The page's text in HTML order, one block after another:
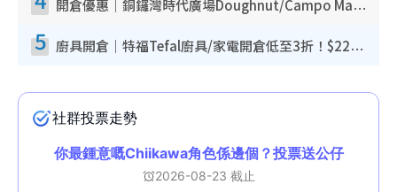
開倉優惠｜銅鑼灣時代廣場Doughnut/Campo Marzio開倉低至1折！背囊、書包、手袋劈價$200起
5 廚具開倉｜特福Tefal廚具/家電開倉低至3折！$220起買平底鍋/炒鑊/湯煲！電飯煲/吸塵機/燙斗$418起